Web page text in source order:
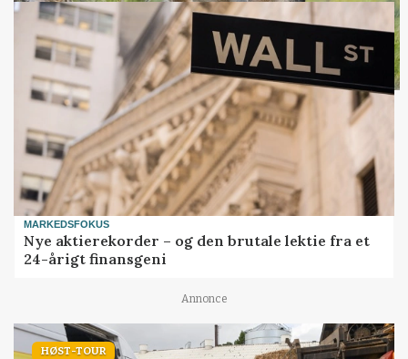
MARKEDSFOKUS
Nye aktierekorder – og den brutale lektie fra et
24-årigt finansgeni
Annonce
HØST-TOUR